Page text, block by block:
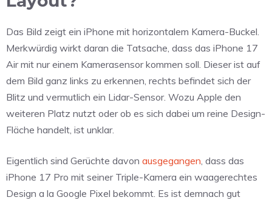
Das Bild zeigt ein iPhone mit horizontalem Kamera-Buckel.
Merkwürdig wirkt daran die Tatsache, dass das iPhone 17
Air mit nur einem Kamerasensor kommen soll. Dieser ist auf
dem Bild ganz links zu erkennen, rechts befindet sich der
Blitz und vermutlich ein Lidar-Sensor. Wozu Apple den
weiteren Platz nutzt oder ob es sich dabei um reine Design-
Fläche handelt, ist unklar.
Eigentlich sind Gerüchte davon ausgegangen , dass das
iPhone 17 Pro mit seiner Triple-Kamera ein waagerechtes
Design a la Google Pixel bekommt. Es ist demnach gut